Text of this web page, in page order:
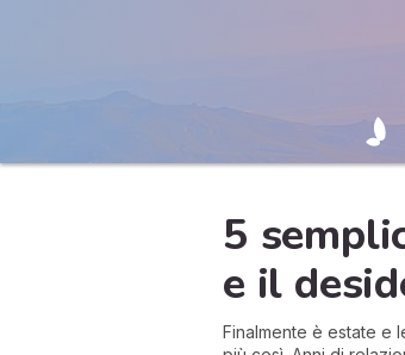
5
e il
Finalmente è estate e